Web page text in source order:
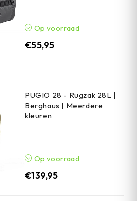
Op voorraad
€55,95
PUGIO 28 - Rugzak 28L |
Berghaus | Meerdere
kleuren
Op voorraad
€139,95